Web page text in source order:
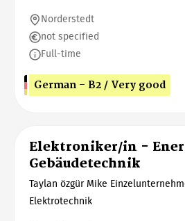
Norderstedt
not specified
Full-time
German - B2 / Very good
Elektroniker/in -
Gebäudetechnik
Taylan özgür Mike
Elektrotechnik